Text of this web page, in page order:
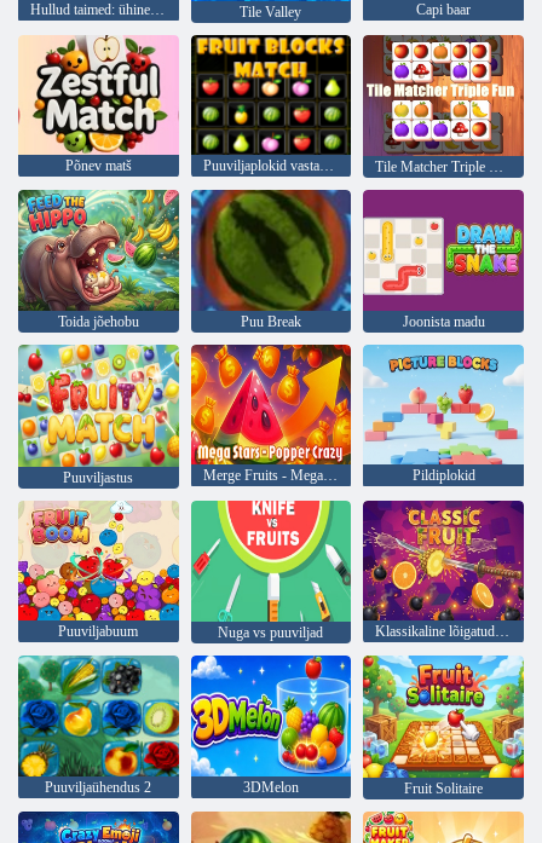
Hullud taimed: ühinege, kasvage ja võitke Tile Valley Capi baar
Põnev matš Puuviljaplokid vastavad Tile Matcher Triple Fun
Toida jõehobu Puu Break Joonista madu
Puuviljastus Merge Fruits - Mega Fun Pildiplokid
Puuviljabuum Nuga vs puuviljad Klassikaline lõigatud puuvili
Puuviljaühendus 2 3DMelon Fruit Solitaire